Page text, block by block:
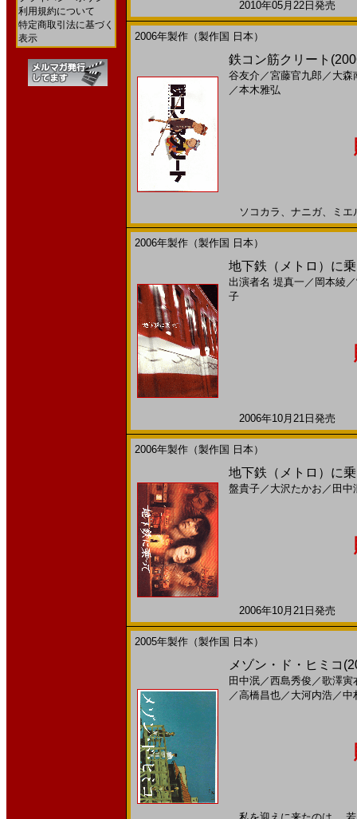
利用規約について
特定商取引法に基づく
表示
2010年05月22日発売
2006年製作（製作国 日本）
鉄コン筋クリート
谷友介 ／宮藤官九郎 ／ 大森
／本木雅弘
ソコカラ、ナニガ、ミ
2006年製作（製作国 日本）
地下鉄（メトロ）に
出演者名 堤真一 ／ 岡本綾／
子
2006年10月21日発売
2006年製作（製作国 日本）
地下鉄（メトロ）に
盤貴子／ 大沢たかお ／ 田中
2006年10月21日発売
2005年製作（製作国 日本）
メゾン・ド・ヒミコ
田中泯／西島秀俊 ／歌澤寅
／高橋昌也／ 大河内浩／中